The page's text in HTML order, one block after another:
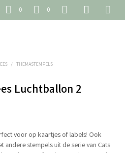
0 0
/ THEMASTEMPELS
Luchtballon 2
voor op kaartjes of labels! Ook
andere stempels uit de serie van Cats